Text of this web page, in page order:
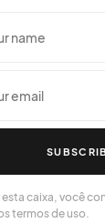
caixa, você
termos de uso.